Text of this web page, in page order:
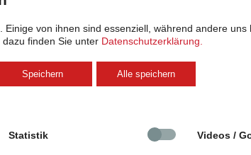
von ihnen sind essenziell, während andere uns
dazu finden Sie unter Datenschutzerklärung.
Speichern Alle speichern
Statistik Videos /